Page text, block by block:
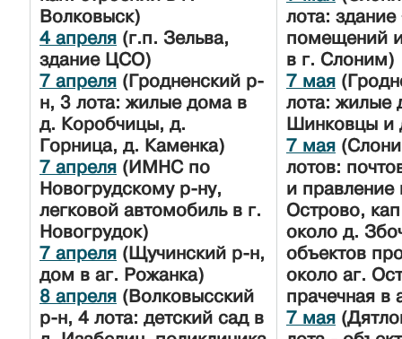
Волковыск)
4 апреля (г.п. Зельва,
здание ЦСО)
7 апреля (Гродненский р-
н, 3 лота: жилые дома в
д. Коробчицы, д.
Горница, д. Каменка)
7 апреля (ИМНС по
Новогрудскому р-ну,
легковой автомобиль в г.
Новогрудок)
7 апреля (Щучинский р-н,
дом в аг. Рожанка)
8 апреля (Волковысский
р-н, 4 лота: детский сад в
лота:
помещений
в г. Слоним)
7 мая
лота: жилые
Шинковцы и
7 мая
лотов:
и правление
Острово,
около д.
объектов
около аг.
прачечная в
7 мая